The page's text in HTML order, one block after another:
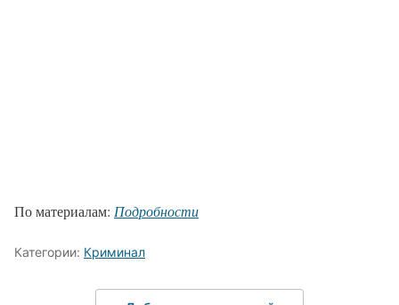
По материалам: Подробности
Категории: Криминал